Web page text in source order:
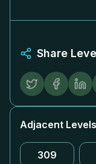
Share
Adjacent Levels
309